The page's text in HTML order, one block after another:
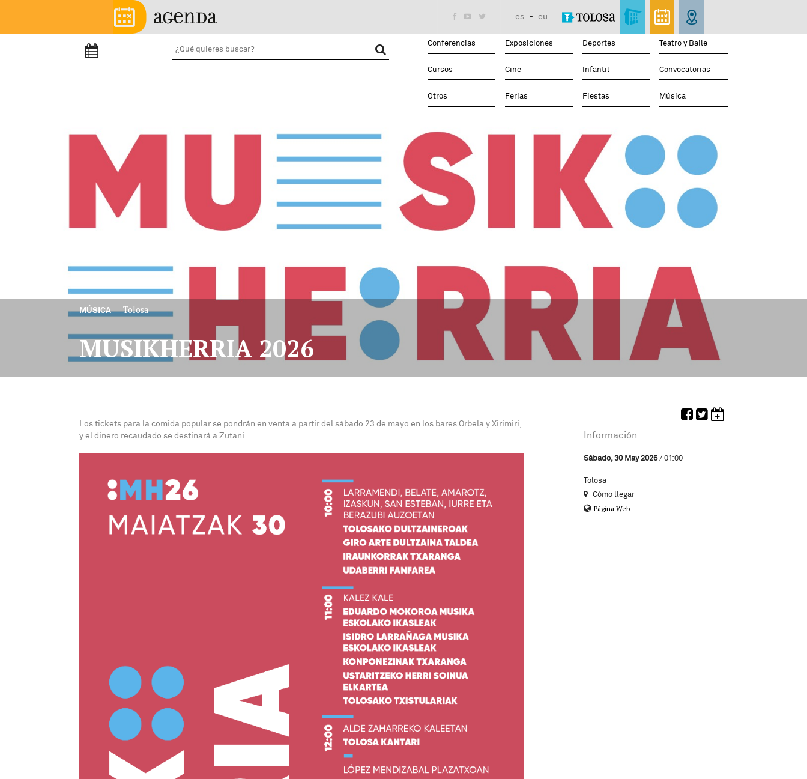
Pasar al contenido principal
Menú principal    es eu
Teatro y Baile
Deportes
Exposiciones
Conferencias
Convocatorias
Infantil
Cine
Cursos
Música
Fiestas
Ferias
Otros
MÚSICA Tolosa
MUSIKHERRIA 2026
Los tickets para la comida popular se pondrán en venta a partir del sábado 23 de mayo en los bares Orbela y Xirimiri,
y el dinero recaudado se destinará a Zutani
Información
Sábado, 30 May 2026/ 01:00
Tolosa
Cómo llegar
Página Web